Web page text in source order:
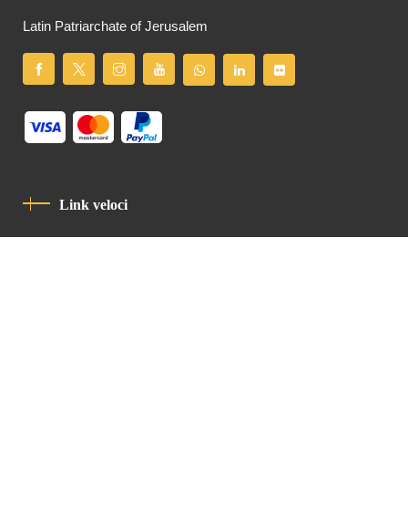
Latin Patriarchate of Jerusalem
Link veloci